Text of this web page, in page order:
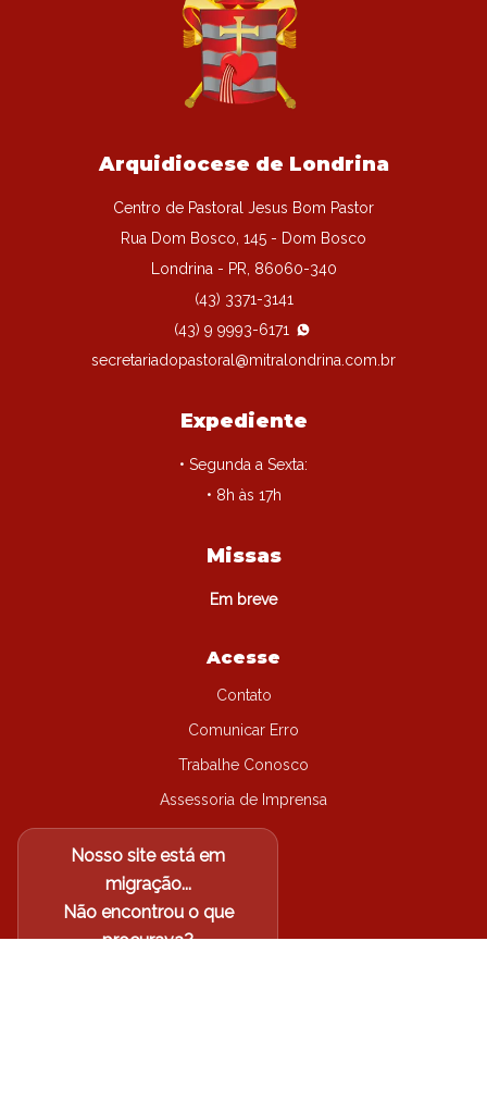
Arquidiocese de Londrina
Centro de Pastoral Jesus Bom Pastor
Rua Dom Bosco, 145 - Dom Bosco
Londrina - PR, 86060-340
(43) 3371-3141
(43) 9 9993-6171
secretariadopastoral@mitralondrina.com.br
Expediente
• Segunda a Sexta:
• 8h às 17h
Missas
Em breve
Acesse
Contato
Comunicar Erro
Trabalhe Conosco
Assessoria de Imprensa
Nosso site está em
migração...
Não encontrou o que
procurava?